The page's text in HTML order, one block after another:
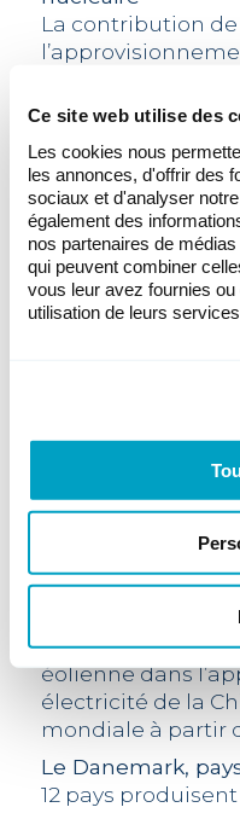
Ce site web utilise des
Les cookies nous
les annonces, d'offrir des
sociaux et d'analyser
également des
nos partenaires de
qui peuvent combiner
vous leur avez fournies
utilisation de leurs services.
La contribution de
qu’aujourd’hui.
couvrir plus de 11
mondiale. Elles
nucléaire et se
sources d’énergie
reflète non
rapide du
électricité est
supérieure à la
plus de 30 pays.
de l’énergie
près de la
s’attend à ce que
éolienne dans
électricité de la
mondiale à partir
Le Danemark,
12 pays